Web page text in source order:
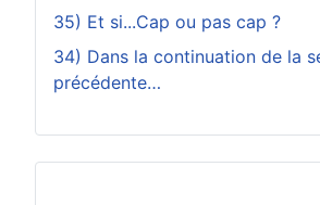
35) Et si...Cap ou pas cap ?
34) Dans la continuation de la
précédente…